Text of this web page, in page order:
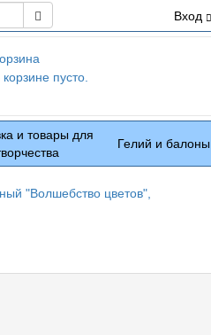
Вход
корзине пусто.
и товары для
Гелий и балоны
"Волшебство цветов",